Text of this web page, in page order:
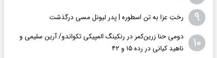
۹ رختِ عزا به تن اسطوره | پدر لیونل مسی درگذشت
۱۰
دومی حنا زرین‌کمر در رنکینگ المپیکی تکواندو/ آرین سلیمی و
ناهید کیانی در رده ۱۵ و ۴۲